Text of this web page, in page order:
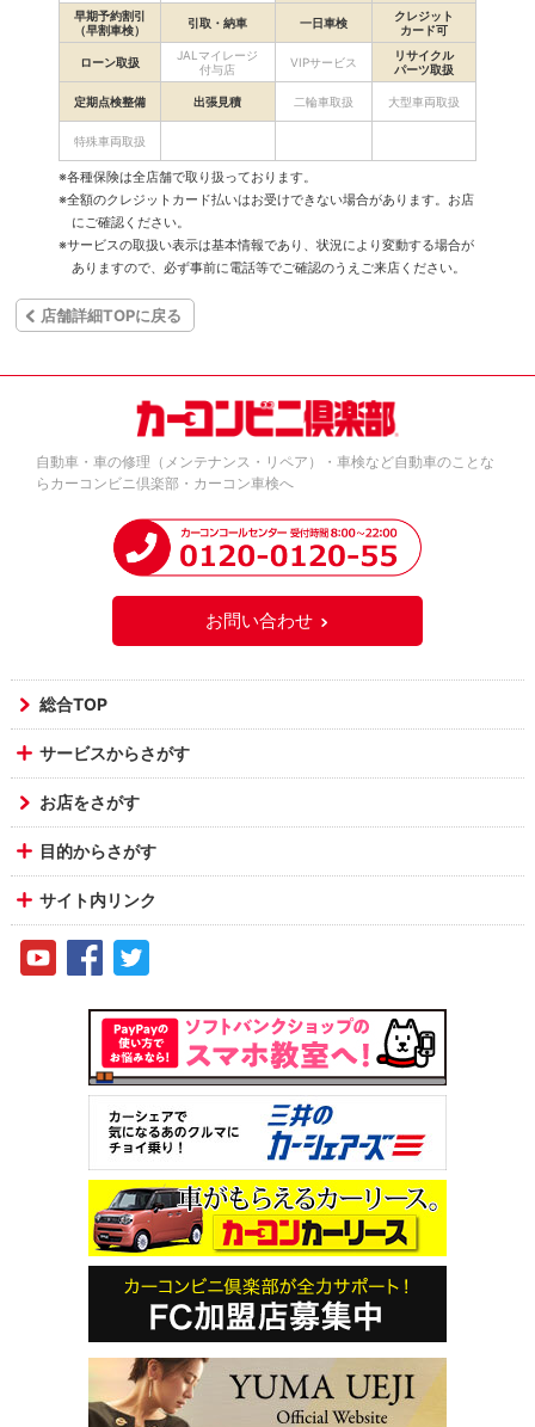
早期予約割引
（早割車検）
引取・納車 一日車検
クレジット
カード可
ローン取扱
JALマイレージ
付与店
VIPサービス
リサイクル
パーツ取扱
定期点検整備 出張見積 二輪車取扱 大型車両取扱
特殊車両取扱
※各種保険は全店舗で取り扱っております。
※全額のクレジットカード払いはお受けできない場合があります。お店
にご確認ください。
※サービスの取扱い表示は基本情報であり、状況により変動する場合が
ありますので、必ず事前に電話等でご確認のうえご来店ください。
店舗詳細TOPに戻る
自動車・車の修理（メンテナンス・リペア）・車検など自動車のことな
らカーコンビニ倶楽部・カーコン車検へ
お問い合わせ
総合TOP
サービスからさがす
お店をさがす
目的からさがす
サイト内リンク